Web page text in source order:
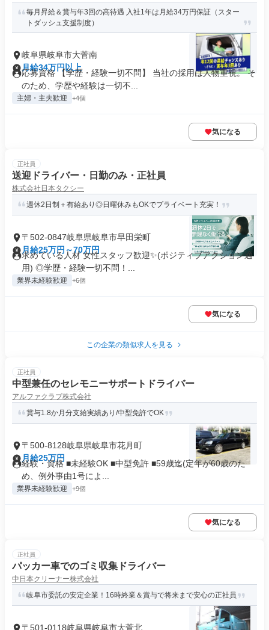
毎月昇給＆賞与年3回の高待遇 入社1年は月給34万円保証（スター
トダッシュ支援制度）
岐阜県岐阜市大菅南
月給34万円以上
応募資格 【学歴・経験一切不問】 当社の採用は人物重視。 そ
のため、学歴や経験は一切不...
主婦・主夫歓迎 +4個
気になる
正社員
送迎ドライバー・日勤のみ・正社員
株式会社日本タクシー
週休2日制＋有給あり◎日曜休みもOKでプライベート充実！
〒502-0847岐阜県岐阜市早田栄町
月給25万円～70万円
求めている人材 女性スタッフ歓迎✨(ポジティブアクション適
用) ◎学歴・経験一切不問！...
業界未経験歓迎 +6個
気になる
この企業の類似求人を見る
正社員
中型兼任のセレモニーサポートドライバー
アルファクラブ株式会社
賞与1.8か月分支給実績あり/中型免許でOK
〒500-8128岐阜県岐阜市花月町
月給25万円
経験・資格 ■未経験OK ■中型免許 ■59歳迄(定年が60歳のた
め、例外事由1号によ...
業界未経験歓迎 +9個
気になる
正社員
パッカー車でのゴミ収集ドライバー
中日本クリーナー株式会社
岐阜市委託の安定企業！16時終業＆賞与で将来まで安心の正社員
〒501-0118岐阜県岐阜市大菅北